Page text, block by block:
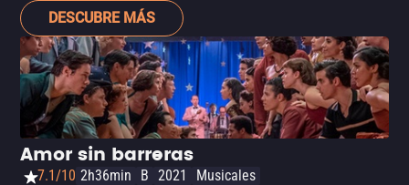
también compite en otras cinco categorías (incluyendo
Mejor película y Mejor guió)n, por lo que es una seria
contendiente para llevarse al menos el premio en la
categoría actoral.
DESCUBRE MÁS
Amor sin barreras
7.1/10 2h36min B 2021
Musicales